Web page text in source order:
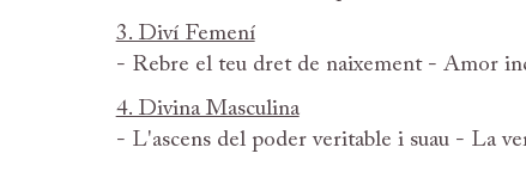
3. Diví Femení
- Rebre el teu dret de naixement - Amor
4. Divina Masculina
- L'ascens del poder veritable i suau - La